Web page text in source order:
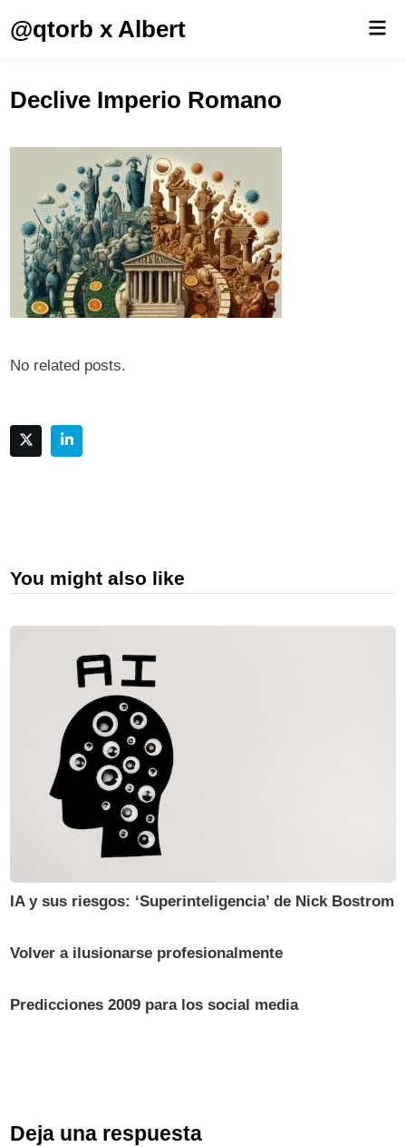
@qtorb x Albert
Declive Imperio Romano
No related posts.
You might also like
IA y sus riesgos: ‘Superinteligencia’ de Nick Bostrom
Volver a ilusionarse profesionalmente
Predicciones 2009 para los social media
Deja una respuesta